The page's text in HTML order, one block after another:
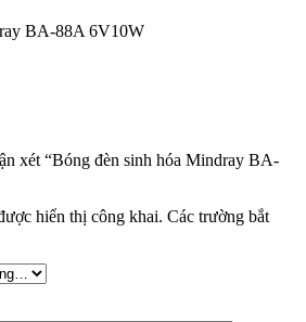
BA-88A 6V10W
xét “Bóng đèn sinh hóa Mindray BA-
hiển thị công khai. Các trường bắt